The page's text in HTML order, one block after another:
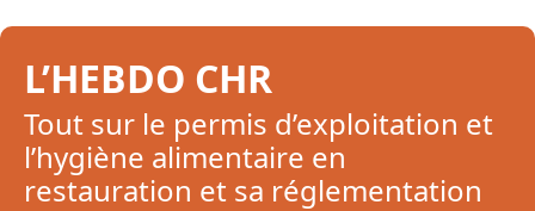
L’HEBDO CHR
Tout sur le permis d’exploitation et
l’hygiène alimentaire en
restauration et sa réglementation